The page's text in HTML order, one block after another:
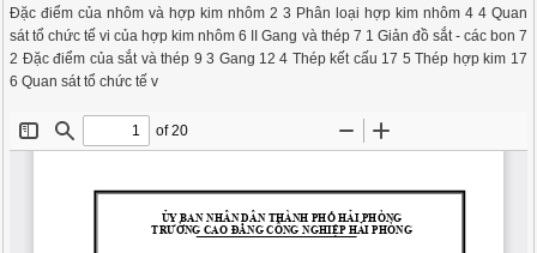
Đặc điểm của nhôm và hợp kim nhôm 2 3 Phân loại hợp kim nhôm 4 4 Quan
sát tổ chức tế vi của hợp kim nhôm 6 II Gang và thép 7 1 Giản đồ sắt - các bon 7
2 Đặc điểm của sắt và thép 9 3 Gang 12 4 Thép kết cấu 17 5 Thép hợp kim 17
6 Quan sát tổ chức tế v